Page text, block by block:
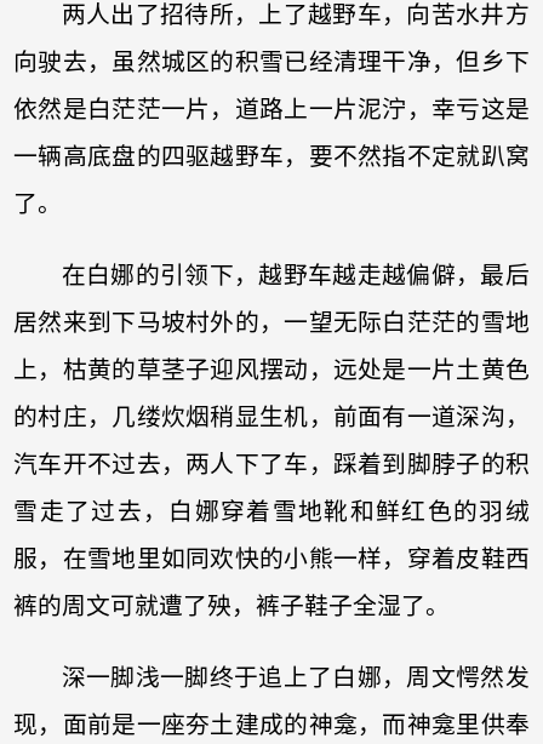
两人出了招待所，上了越野车，向苦水井方
向驶去，虽然城区的积雪已经清理干净，但乡下
依然是白茫茫一片，道路上一片泥泞，幸亏这是
一辆高底盘的四驱越野车，要不然指不定就趴窝
了。
在白娜的引领下，越野车越走越偏僻，最后
居然来到下马坡村外的，一望无际白茫茫的雪地
上，枯黄的草茎子迎风摆动，远处是一片土黄色
的村庄，几缕炊烟稍显生机，前面有一道深沟，
汽车开不过去，两人下了车，踩着到脚脖子的积
雪走了过去，白娜穿着雪地靴和鲜红色的羽绒
服，在雪地里如同欢快的小熊一样，穿着皮鞋西
裤的周文可就遭了殃，裤子鞋子全湿了。
深一脚浅一脚终于追上了白娜，周文愕然发
现，面前是一座夯土建成的神龛，而神龛里供奉